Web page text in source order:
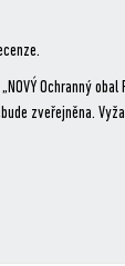
Ochranný
zveřejněna.